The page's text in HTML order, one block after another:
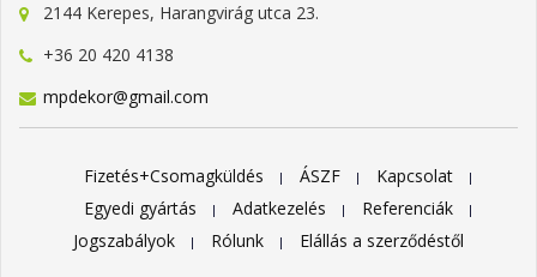
2144 Kerepes, Harangvirág utca 23.
+36 20 420 4138
mpdekor@gmail.com
Fizetés+Csomagküldés ÁSZF
Kapcsolat
Egyedi gyártás
Adatkezelés
Referenciák
Jogszabályok
Rólunk Elállás a szerződéstől